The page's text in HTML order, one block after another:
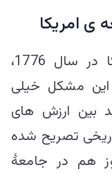
ی امریکا
همزمان با اعلان استقلال امریکا در سال 1776،
این مشکل خیلی
بین ارزش های
تصریح شده
هم در جامعۀ